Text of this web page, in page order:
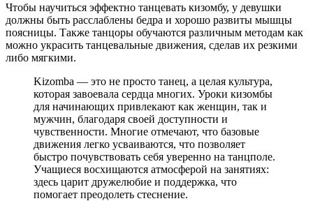
Чтобы научиться эффектно танцевать кизомбу, у девушки
должны быть расслаблены бедра и хорошо развиты мышцы
поясницы. Также танцоры обучаются различным методам как
можно украсить танцевальные движения, сделав их резкими
либо мягкими.
Kizomba — это не просто танец, а целая культура,
которая завоевала сердца многих. Уроки кизомбы
для начинающих привлекают как женщин, так и
мужчин, благодаря своей доступности и
чувственности. Многие отмечают, что базовые
движения легко усваиваются, что позволяет
быстро почувствовать себя уверенно на танцполе.
Учащиеся восхищаются атмосферой на занятиях:
здесь царит дружелюбие и поддержка, что
помогает преодолеть стеснение.